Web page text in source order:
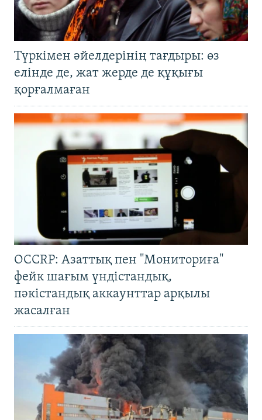
Түркімен әйелдерінің тағдыры: өз
елінде де, жат жерде де құқығы
қорғалмаған
OCCRP: Азаттық пен "Мониториға"
фейк шағым үндістандық,
пәкістандық аккаунттар арқылы
жасалған